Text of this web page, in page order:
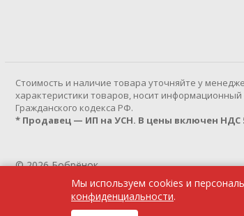
Мы используем cookies и
конфиденциальности.
Cтоимость и наличие товара уточняйте у
характеристики товаров, носит информационный
Гражданского кодекса РФ.
* Продавец — ИП на УСН. В цены включен НДС
© 2026 Бобрёнок
Политика конфиденциальности